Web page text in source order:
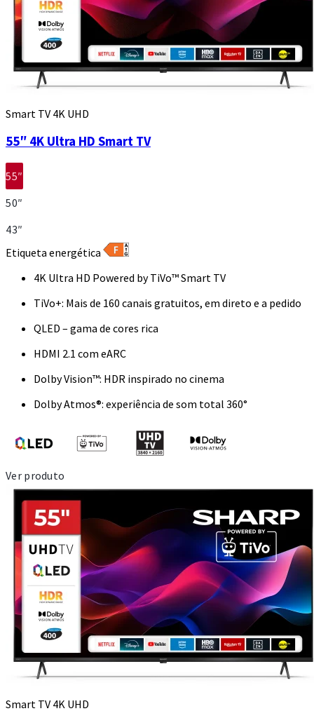
Smart TV 4K UHD
55″ 4K Ultra HD Smart TV
55″
50″
43″
Etiqueta energética
4K Ultra HD Powered by TiVo™ Smart TV
TiVo+: Mais de 160 canais gratuitos, em direto e a pedido
QLED – gama de cores rica
HDMI 2.1 com eARC
Dolby Vision™: HDR inspirado no cinema
Dolby Atmos®: experiência de som total 360°
Ver produto
Smart TV 4K UHD